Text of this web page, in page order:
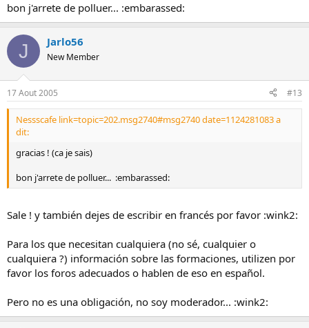
bon j'arrete de polluer... :embarassed:
J Jarlo56
New Member
17 Aout 2005 #13
Nessscafe link=topic=202.msg2740#msg2740 date=1124281083 a
dit:
gracias ! (ca je sais)
bon j'arrete de polluer... :embarassed:
Sale ! y también dejes de escribir en francés por favor :wink2:
Para los que necesitan cualquiera (no sé, cualquier o
cualquiera ?) información sobre las formaciones, utilizen por
favor los foros adecuados o hablen de eso en español.
Pero no es una obligación, no soy moderador... :wink2: